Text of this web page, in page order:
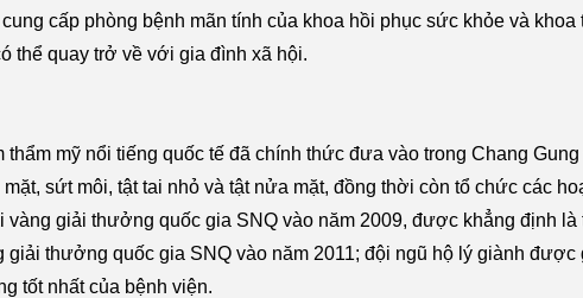
cấp phòng bệnh mãn tính của khoa hồi phục sức khỏe và
thể quay trở về với gia đình xã hội.
mỹ nổi tiếng quốc tế đã chính thức đưa vào trong Chang
sứt môi, tật tai nhỏ và tật nửa mặt, đồng thời còn tổ chức các
giải thưởng quốc gia SNQ vào năm 2009, được khẳng định
thưởng quốc gia SNQ vào năm 2011; đội ngũ hộ lý giành
tốt nhất của bệnh viện.